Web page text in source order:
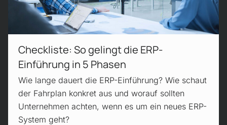
Checkliste: So gelingt die ERP-
Einführung in 5 Phasen
Wie lange dauert die ERP-Einführung? Wie schaut
der Fahrplan konkret aus und worauf sollten
Unternehmen achten, wenn es um ein neues ERP-
System geht?